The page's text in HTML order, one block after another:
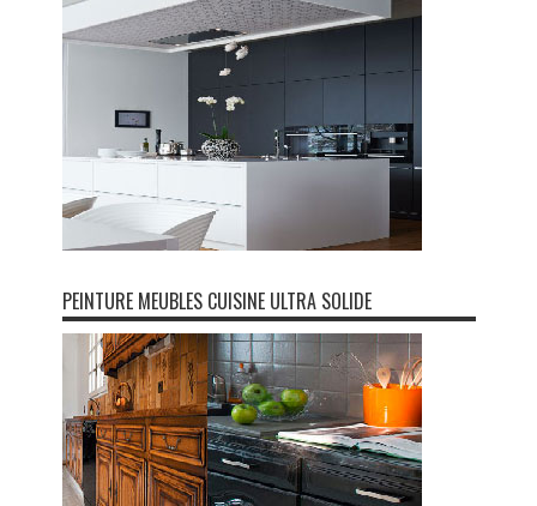
PEINTURE MEUBLES CUISINE ULTRA SOLIDE